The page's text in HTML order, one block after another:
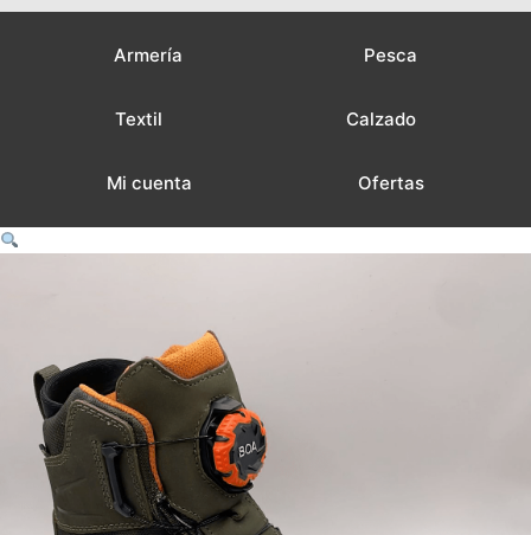
Armería Pesca
Textil Calzado
Mi cuenta Ofertas